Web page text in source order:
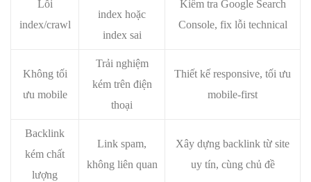
Lỗi
index/crawl
index hoặc
index sai
Kiểm tra Google Search
Console, fix lỗi technical
Không tối
ưu mobile
Trải nghiệm
kém trên điện
thoại
Thiết kế responsive, tối ưu
mobile-first
Backlink
kém chất
lượng
Link spam,
không liên quan
Xây dựng backlink từ site
uy tín, cùng chủ đề